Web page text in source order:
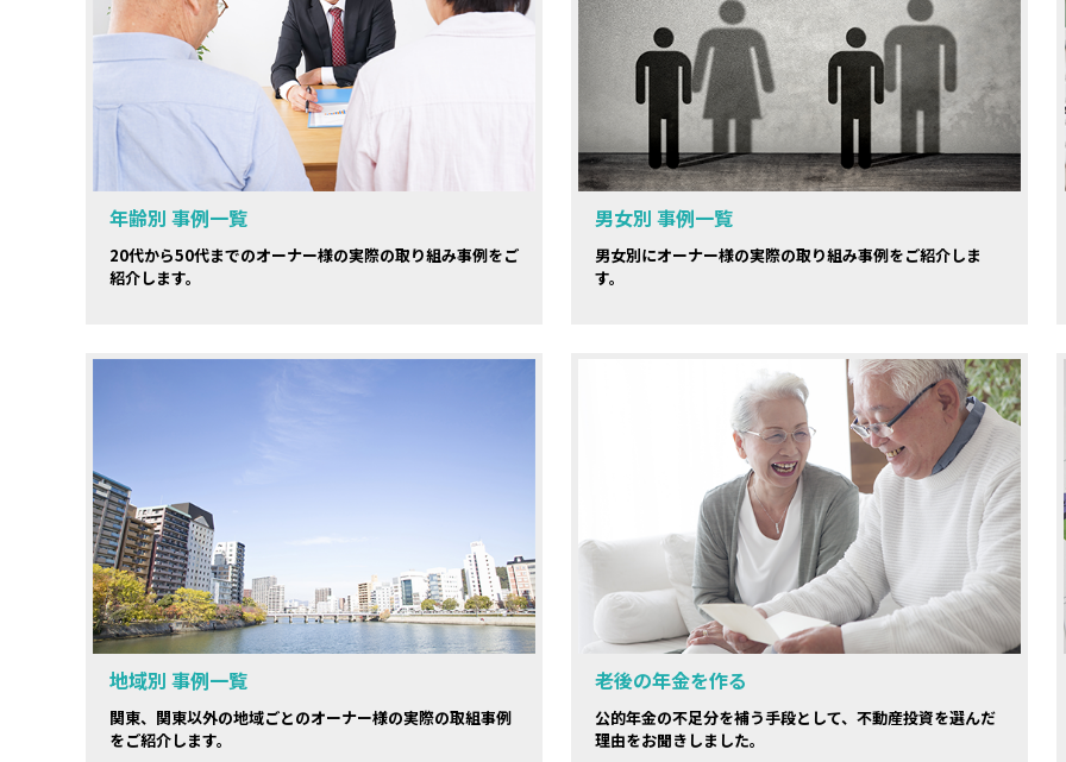
年齢別 事例一覧
20代から50代までのオーナー様の実際の取り組み事例をご
紹介します。
男女別 事例一覧
男女別にオーナー様の実際の取り組み事例をご紹介しま
す。
地域別 事例一覧
関東、関東以外の地域ごとのオーナー様の実際の取組事例
をご紹介します。
老後の年金を作る
公的年金の不足分を補う手段として、不動産投資を選んだ
理由をお聞きしました。